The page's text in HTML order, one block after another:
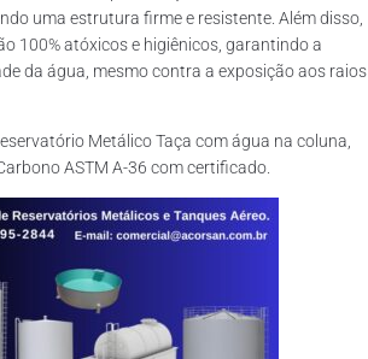
uma estrutura firme e resistente. Além disso,
100% atóxicos e higiênicos, garantindo a
da água, mesmo contra a exposição aos raios
Metálico Taça com água na coluna,
ASTM A-36 com certificado.